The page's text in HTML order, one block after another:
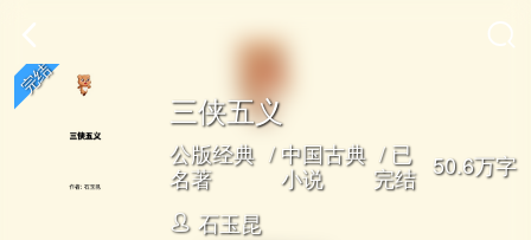
三侠五义
公版经典
名著
/中国古典
小说
/ 已
完结
石玉昆
50.6万字